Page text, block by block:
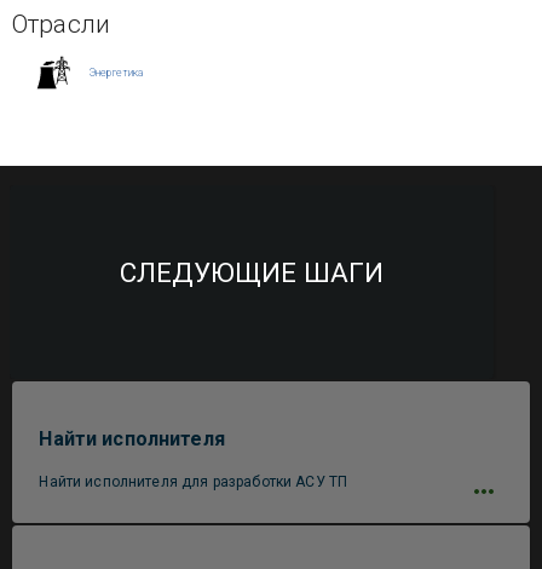
Отрасли
Энергетика
СЛЕДУЮЩИЕ ШАГИ
Найти исполнителя
Найти исполнителя для разработки АСУ ТП